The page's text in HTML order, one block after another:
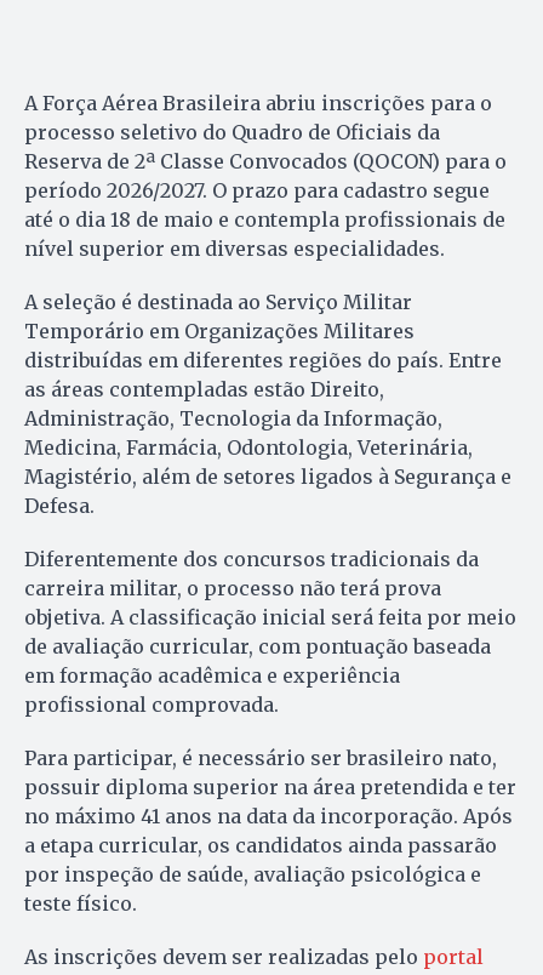
A Força Aérea Brasileira abriu inscrições para o
processo seletivo do Quadro de Oficiais da
Reserva de 2ª Classe Convocados (QOCON) para o
período 2026/2027. O prazo para cadastro segue
até o dia 18 de maio e contempla profissionais de
nível superior em diversas especialidades.
A seleção é destinada ao Serviço Militar
Temporário em Organizações Militares
distribuídas em diferentes regiões do país. Entre
as áreas contempladas estão Direito,
Administração, Tecnologia da Informação,
Medicina, Farmácia, Odontologia, Veterinária,
Magistério, além de setores ligados à Segurança e
Defesa.
Diferentemente dos concursos tradicionais da
carreira militar, o processo não terá prova
objetiva. A classificação inicial será feita por meio
de avaliação curricular, com pontuação baseada
em formação acadêmica e experiência
profissional comprovada.
Para participar, é necessário ser brasileiro nato,
possuir diploma superior na área pretendida e ter
no máximo 41 anos na data da incorporação. Após
a etapa curricular, os candidatos ainda passarão
por inspeção de saúde, avaliação psicológica e
teste físico.
As inscrições devem ser realizadas pelo portal